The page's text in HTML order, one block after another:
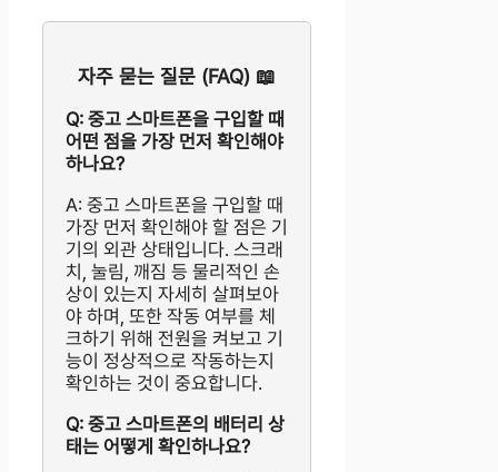
자주 묻는 질문 (FAQ) 📖
Q: 중고 스마트폰을 구입할 때
어떤 점을 가장 먼저 확인해야
하나요?
A: 중고 스마트폰을 구입할 때
가장 먼저 확인해야 할 점은 기
기의 외관 상태입니다. 스크래
치, 눌림, 깨짐 등 물리적인 손
상이 있는지 자세히 살펴보아
야 하며, 또한 작동 여부를 체
크하기 위해 전원을 켜보고 기
능이 정상적으로 작동하는지
확인하는 것이 중요합니다.
Q: 중고 스마트폰의 배터리 상
태는 어떻게 확인하나요?